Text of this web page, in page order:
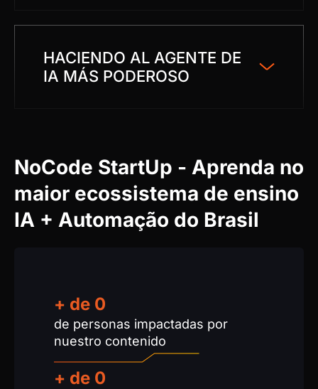
HACIENDO AL AGENTE DE
IA MÁS PODEROSO
NoCode StartUp - Aprenda no
maior ecossistema de ensino
IA + Automação do Brasil
de personas impactadas por
nuestro contenido
+ de 0
+ de 0